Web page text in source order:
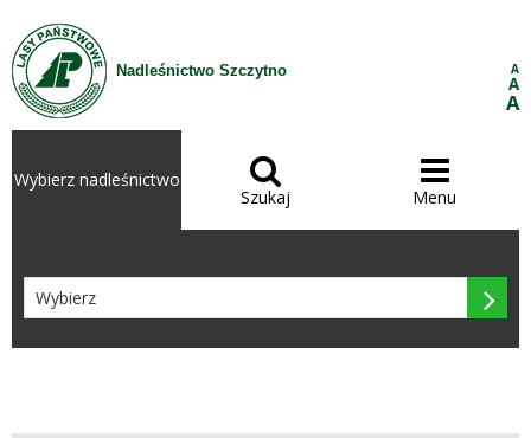
Przejdź do treści
Nadleśnictwo Szczytno A
A
A
Wybierz nadleśnictwo 
Szukaj

Menu
